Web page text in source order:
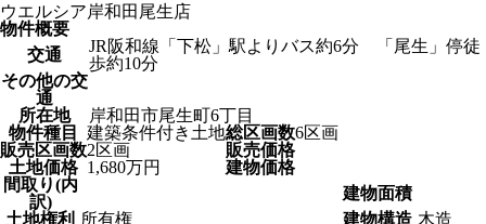
ウエルシア岸和田尾生店
物件概要
交通
JR阪和線「下松」駅よりバス約6分 「尾生」停徒
歩約10分
その他の交
通
所在地
岸和田市尾生町6丁目
物件種目
建築条件付き土地総区画数6区画
販売区画数2区画
販売価格
土地価格 1,680万円
建物価格
間取り(内
訳)
建物面積
土地権利 所有権 建物構造 木造